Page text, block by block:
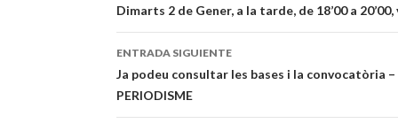
Navegación
de
entradas
Dimarts 2 de Gener, a la tarde, de 18’00 a
ENTRADA SIGUIENTE
Ja podeu consultar les bases i la convocatòria –
PERIODISME